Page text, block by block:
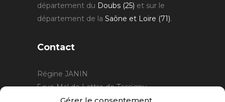
département du Doubs (25) et sur le
département de la Saône et Loire (71).
Contact
Régine JANIN
5 rue Mal de Lattre de Tassigny
21220 Gevrey Chambertin